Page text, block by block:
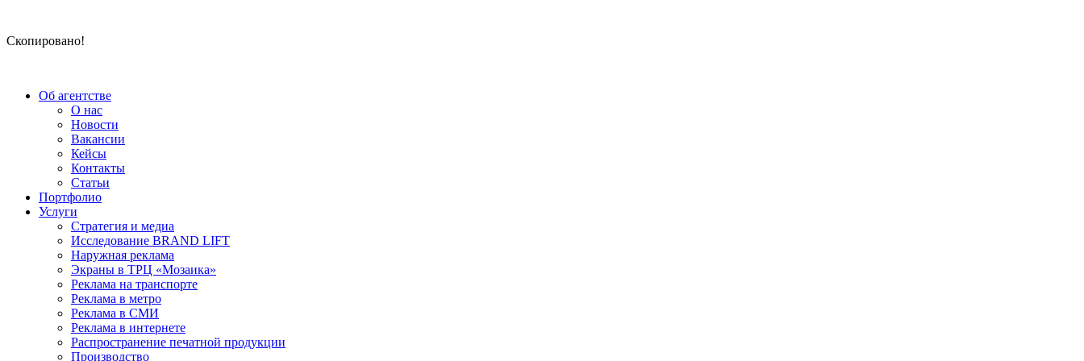
Скопировано!
Об агентстве
О нас
Новости
Вакансии
Кейсы
Контакты
Статьи
Портфолио
Услуги
Стратегия и медиа
Исследование BRAND LIFT
Наружная реклама
Экраны в ТРЦ «Мозаика»
Реклама на транспорте
Реклама в метро
Реклама в СМИ
Реклама в интернете
Распространение печатной продукции
Производство